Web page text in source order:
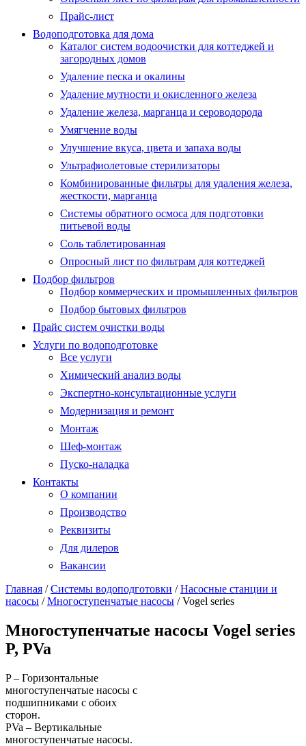
Прайс-лист
Водоподготовка для дома
Каталог систем водоочистки для коттеджей и
загородных домов
Удаление песка и окалины
Удаление мутности и окисленного железа
Удаление железа, марганца и сероводорода
Умягчение воды
Улучшение вкуса, цвета и запаха воды
Ультрафиолетовые стерилизаторы
Комбинированные фильтры для удаления железа,
жесткости, марганца
Системы обратного осмоса для подготовки
питьевой воды
Соль таблетированная
Опросный лист по фильтрам для коттеджей
Подбор фильтров
Подбор коммерческих и промышленных фильтров
Подбор бытовых фильтров
Прайс систем очистки воды
Услуги по водоподготовке
Все услуги
Химический анализ воды
Экспертно-консультационные услуги
Модернизация и ремонт
Монтаж
Шеф-монтаж
Пуско-наладка
Контакты
О компании
Производство
Реквизиты
Для дилеров
Вакансии
Главная /Системы водоподготовки /Насосные станции и
насосы /Многоступенчатые насосы /Vogel series
Многоступенчатые насосы Vogel series
P, PVa
P – Горизонтальные
многоступенчатые насосы с
подшипниками с обоих
сторон.
PVa – Вертикальные
многоступенчатые насосы.